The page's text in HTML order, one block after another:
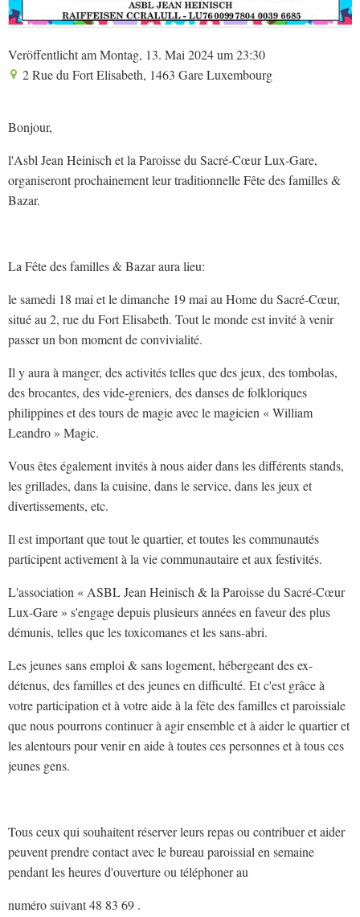
Veröffentlicht am Montag, 13. Mai 2024 um 23:30
2 Rue du Fort Elisabeth, 1463 Gare Luxembourg
Bonjour,
l'Asbl Jean Heinisch et la Paroisse du Sacré-Cœur Lux-Gare,
organiseront prochainement leur traditionnelle Fête des familles &
Bazar.
La Fête des familles & Bazar aura lieu:
le samedi 18 mai et le dimanche 19 mai au Home du Sacré-Cœur,
situé au 2, rue du Fort Elisabeth. Tout le monde est invité à venir
passer un bon moment de convivialité.
Il y aura à manger, des activités telles que des jeux, des tombolas,
des brocantes, des vide-greniers, des danses de folkloriques
philippines et des tours de magie avec le magicien « William
Leandro » Magic.
Vous êtes également invités à nous aider dans les différents stands,
les grillades, dans la cuisine, dans le service, dans les jeux et
divertissements, etc.
Il est important que tout le quartier, et toutes les communautés
participent activement à la vie communautaire et aux festivités.
L'association « ASBL Jean Heinisch & la Paroisse du Sacré-Cœur
Lux-Gare » s'engage depuis plusieurs années en faveur des plus
démunis, telles que les toxicomanes et les sans-abri.
Les jeunes sans emploi & sans logement, hébergeant des ex-
détenus, des familles et des jeunes en difficulté. Et c'est grâce à
votre participation et à votre aide à la fête des familles et paroissiale
que nous pourrons continuer à agir ensemble et à aider le quartier et
les alentours pour venir en aide à toutes ces personnes et à tous ces
jeunes gens.
Tous ceux qui souhaitent réserver leurs repas ou contribuer et aider
peuvent prendre contact avec le bureau paroissial en semaine
pendant les heures d'ouverture ou téléphoner au
numéro suivant 48 83 69 .